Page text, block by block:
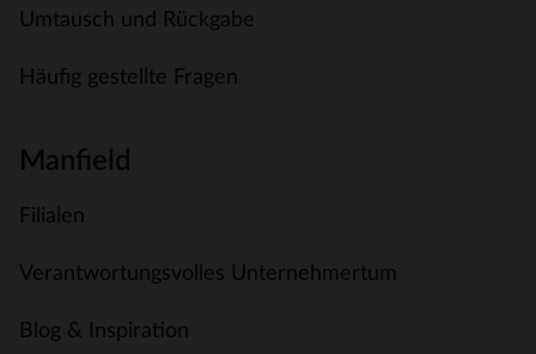
Umtausch und Rückgabe
Häufig gestellte Fragen
Manfield
Filialen
Verantwortungsvolles Unternehmertum
Blog & Inspiration